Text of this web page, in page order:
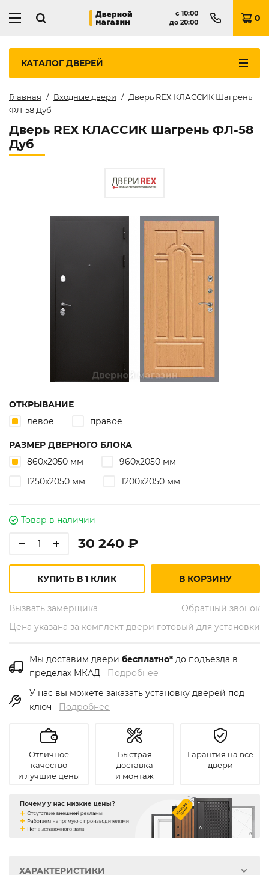
с 10:00
до 20:00 0
КАТАЛОГДВЕРЕЙ
Главная Входные двери
Дверь REX КЛАССИК Шагрень
ФЛ-58 Дуб
Дверь REX КЛАССИК Шагрень ФЛ-58
Дуб
ОТКРЫВАНИЕ
левое
правое
РАЗМЕР ДВЕРНОГО БЛОКА
860х2050 мм
960х2050 мм
1250х2050 мм
1200х2050 мм
Товар в наличии
30 240 ₽
Вызвать замерщика Обратный звонок
КУПИТЬ В 1 КЛИК В КОРЗИНУ
Цена указана за комплект двери готовый для установки
Мы доставим двери бесплатно* до подъезда в
пределах МКАД Подробнее
У нас вы можете заказать установку дверей под
ключ Подробнее
Отличное
качество
и лучшие цены
Быстрая
доставка
и монтаж
Гарантия на все
двери
ХАРАКТЕРИСТИКИ